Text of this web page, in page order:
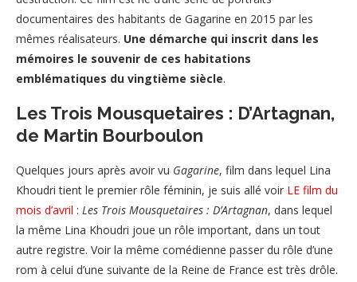
documentaires des habitants de Gagarine en 2015 par les
mêmes réalisateurs. Une démarche qui inscrit dans les
mémoires le souvenir de ces habitations
emblématiques du vingtième siècle.
Les Trois Mousquetaires : D’Artagnan,
de Martin Bourboulon
Quelques jours après avoir vu Gagarine, film dans lequel Lina
Khoudri tient le premier rôle féminin, je suis allé voir LE film du
mois d’avril : Les Trois Mousquetaires : D’Artagnan, dans lequel
la même Lina Khoudri joue un rôle important, dans un tout
autre registre. Voir la même comédienne passer du rôle d’une
rom à celui d’une suivante de la Reine de France est très drôle.